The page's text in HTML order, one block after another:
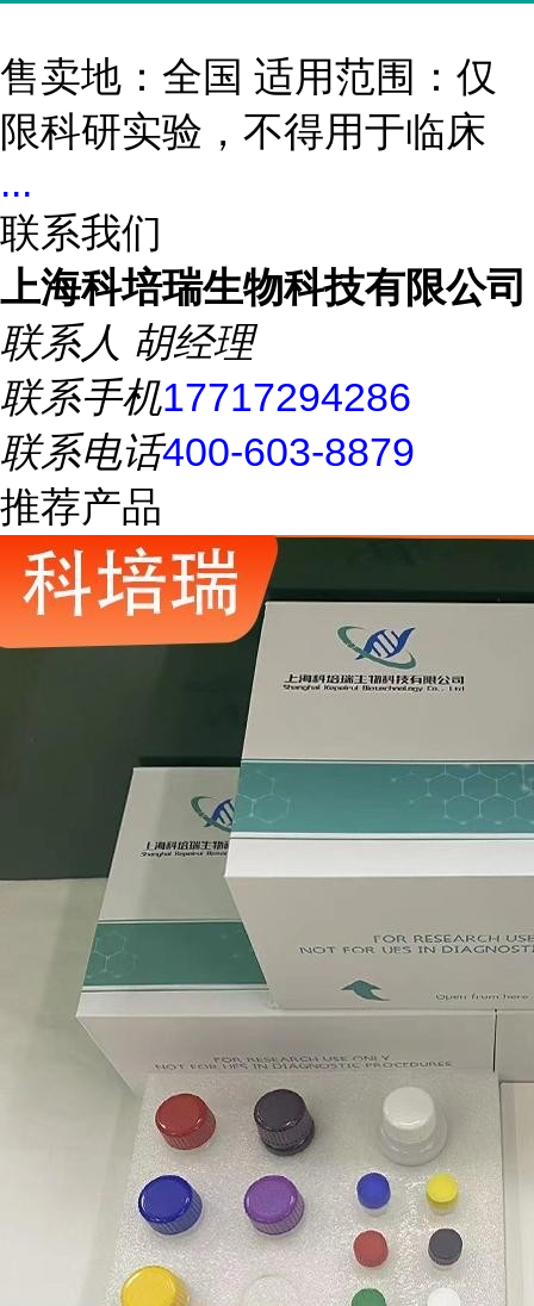
售卖地：全国 适用范围：仅
限科研实验，不得用于临床
...
联系我们
上海科培瑞生物科技有限公司
联系人 胡经理
联系手机17717294286
联系电话400-603-8879
推荐产品